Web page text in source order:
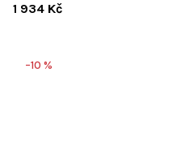
1 934 Kč
–10 %